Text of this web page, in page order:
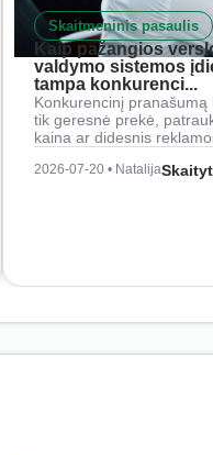
Skaitmeninis pasaulis
Kaip pažangios
valdymo sistemos
tampa konkurenci...
Konkurencinį pranašumą
tik geresnė prekė,
kaina ar didesnis
2026-07-20 • Natalija